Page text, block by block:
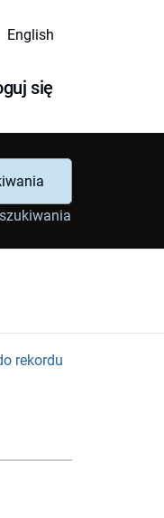
English
się
rekordu